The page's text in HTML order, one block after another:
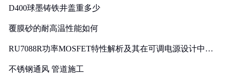
D400球墨铸铁井盖重多少
覆膜砂的耐高温性能如何
RU7088R功率MOSFET特性解析及其在可调电源设计中的
不锈钢通风 管道施工